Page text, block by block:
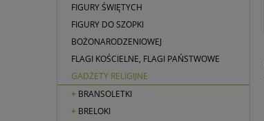
FIGURY ŚWIĘTYCH
FIGURY DO SZOPKI
BOŻONARODZENIOWEJ
FLAGI KOŚCIELNE, FLAGI PAŃSTWOWE
GADŻETY RELIGIJNE
BRANSOLETKI
BRELOKI